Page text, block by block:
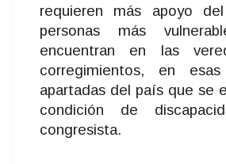
requieren más apoyo
personas más
encuentran en las
corregimientos, en
apartadas del país que se
condición de
congresista.